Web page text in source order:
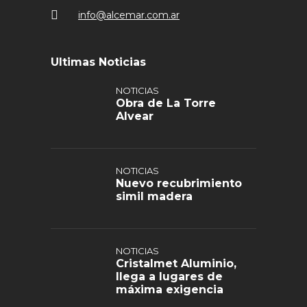
info@alcemar.com.ar
Ultimas Noticias
NOTICIAS
Obra de La Torre
Alvear
NOTICIAS
Nuevo recubrimiento
simil madera
NOTICIAS
Cristalmet Aluminio,
llega a lugares de
máxima exigencia